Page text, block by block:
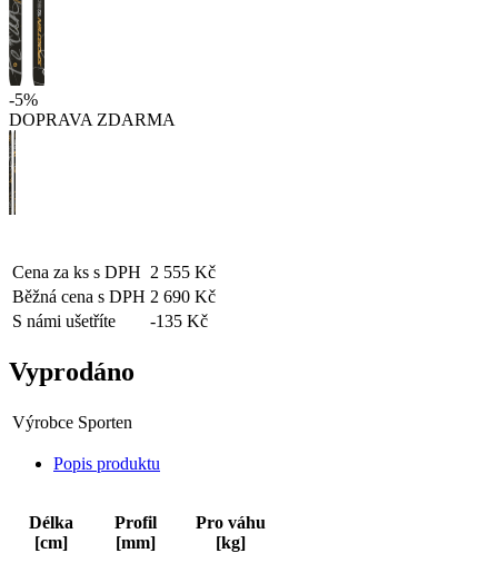
-5%
DOPRAVA ZDARMA
Cena za ks s DPH 2 555 Kč
Běžná cena s DPH 2 690 Kč
S námi ušetříte
-135 Kč
Vyprodáno
Výrobce Sporten
Popis produktu
Délka
[cm]
Profil
[mm]
Pro váhu
[kg]